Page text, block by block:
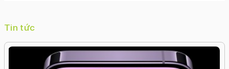
Smart HDR 5
Quay video 4KQuay chậm (Slow Motion)
dán (AR Stickers)Live PhotosDeep
Tin tức